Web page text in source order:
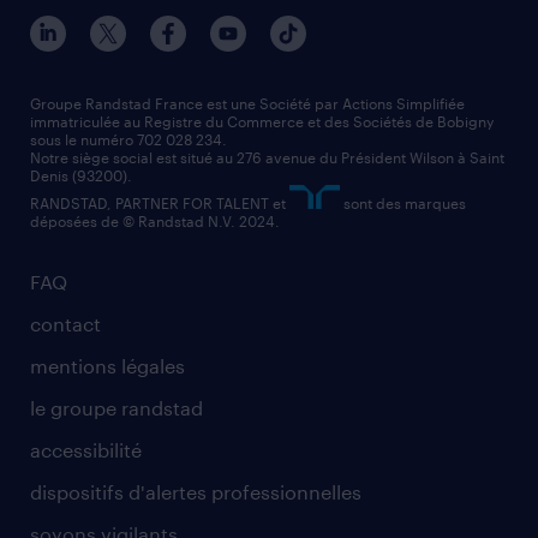
manutentionnaire
assistant administratif
comptable
contact entreprise
faq intérim / recrutement
nos agences par ville
nos agences par région
nos cabinets de recrutement
FAQ
contact
mentions légales
le groupe randstad
accessibilité
dispositifs d'alertes professionnelles
Groupe Randstad France est une Société par Actions Simplifiée
immatriculée au Registre du Commerce et des Sociétés de Bobigny
sous le numéro 702 028 234.
Notre siège social est situé au 276 avenue du Président Wilson à Saint
Denis (93200).
RANDSTAD, PARTNER FOR TALENT et
sont des marques
déposées de © Randstad N.V. 2024.